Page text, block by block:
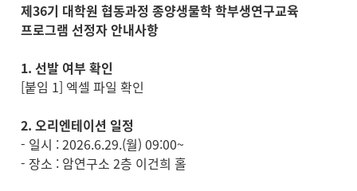
제36기 대학원 협동과정 종양생물학 학부생연구교육
프로그램 선정자 안내사항
1. 선발 여부 확인
[붙임 1] 엑셀 파일 확인
2. 오리엔테이션 일정
- 일시 : 2026.6.29.(월) 09:00~
- 장소 : 암연구소 2층 이건희 홀